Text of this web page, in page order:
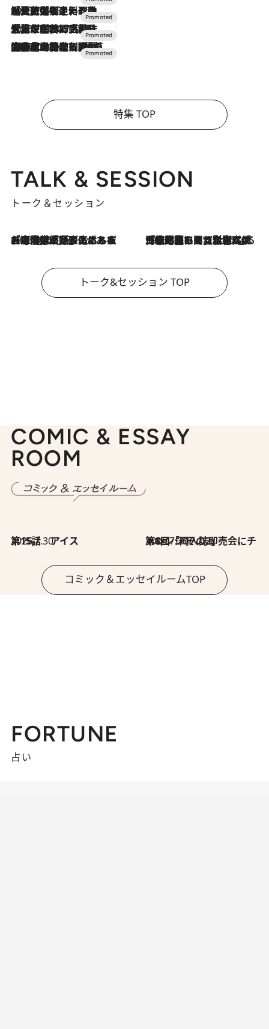
2026.7.24
【夏限定ディナーコース】旬を迎える稚鮎や花ズッキーニなどをイタリア・トスカーナの郷土料理の手法で満喫！
2026.7.17
「土佐和ハーブかき氷」がOMO7高知に登場！生姜、山椒、大葉など目にも舌にも涼を呼ぶ郷土の味
2026.7.10
NEW OPEN！【界 草津】名湯の地に誕生。趣の異なる2種の温泉と上州ならではの会席・蕎麦割烹など美食を味わう究極の癒やし旅
特集 TOP
TALK & SESSION
トーク＆セッション
2026.8.3
「今後値上げがあるとすれば…」「リスクがあるのは今年の冬」エネルギー専門家が語る、ホルムズ海峡封鎖が家庭にもたらす“ある心配” 2026.8.3
「住宅建てられない…」「サーチャージ料の高値が続いている」ホルムズ海峡封鎖による影響はいつまで続く？《エネルギー専門家に聞く“どうなる日本の暮らし”》
トーク&セッション TOP
COMIC & ESSAY
ROOM
2026.7.30
第15話 アイス 2026.7.30
第8回「同人誌即売会にチャレンジ その2」
コミック＆エッセイルームTOP
FORTUNE
占い